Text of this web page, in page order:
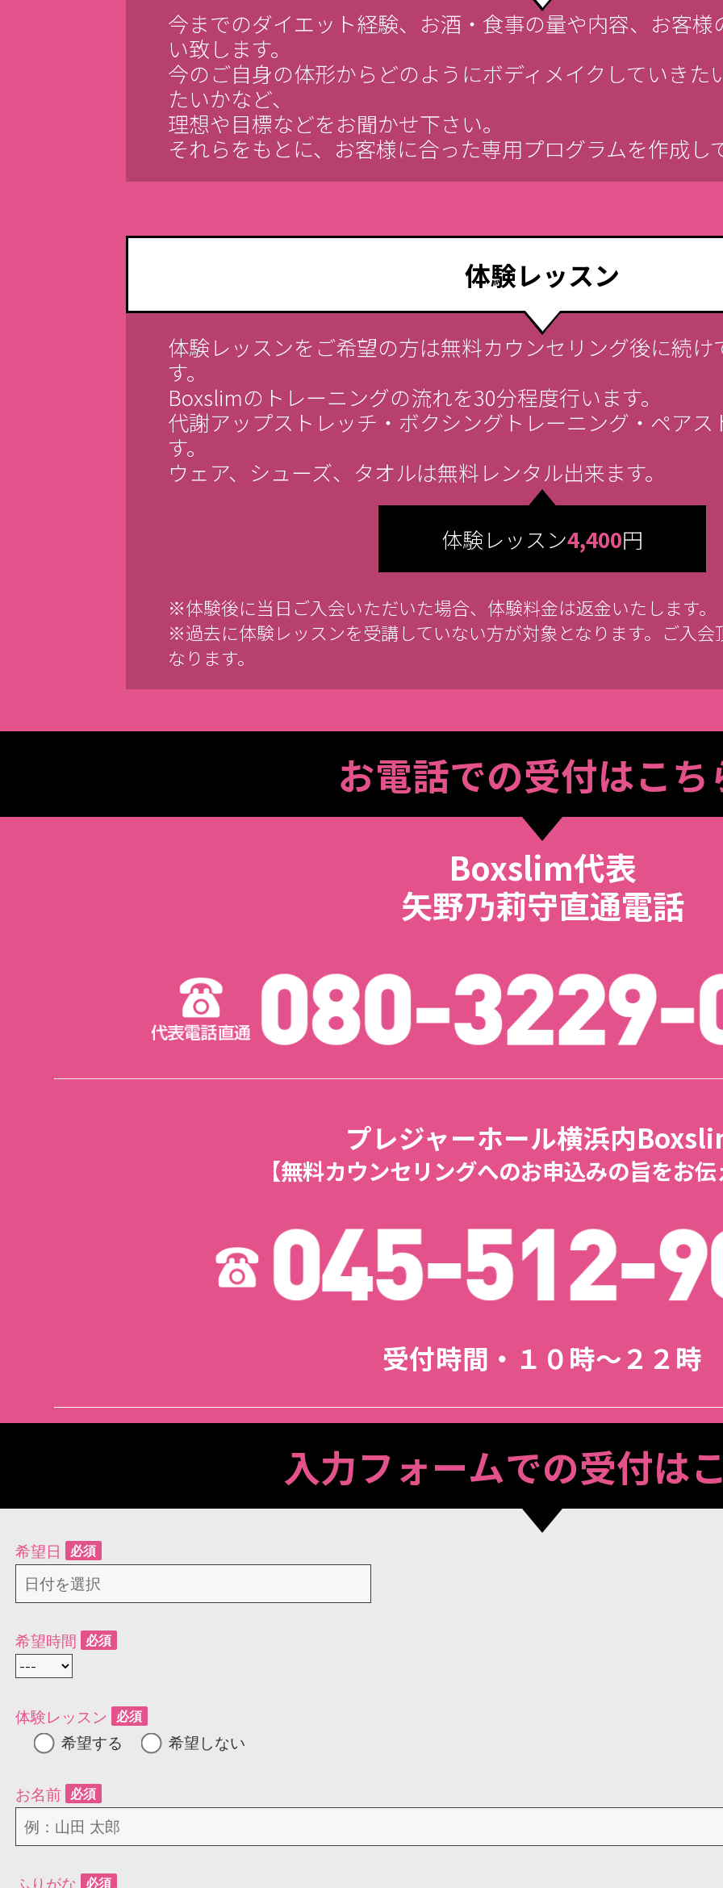
今までのダイエット経験、お酒・食事の量や内容、お客様
い致します。
今のご自身の体形からどのようにボディメイクしていきた
たいかなど、
理想や目標などをお聞かせ下さい。
それらをもとに、お客様に合った専用プログラムを作成し
体験レッスン
体験レッスンをご希望の方は無料カウンセリング後に続け
す。
Boxslimのトレーニングの流れを30分程度行います。
代謝アップストレッチ・ボクシングトレーニング・ペア
す。
ウェア、シューズ、タオルは無料レンタル出来ます。
体験レッスン4,400円
※体験後に当日ご入会いただいた場合、体験料金は返金いたします。
※過去に体験レッスンを受講していない方が対象となります。ご入会
なります。
お電話での受付はこち
Boxslim代表
矢野乃莉守直通電話
プレジャーホール横浜内
【無料カウンセリングへのお申込みの旨をお
受付時間・１０時～２２時
入力フォームでの受付は
希望日 必須
希望時間 必須
体験レッスン 必須
希望する 希望しない
お名前 必須
ふりがな 必須